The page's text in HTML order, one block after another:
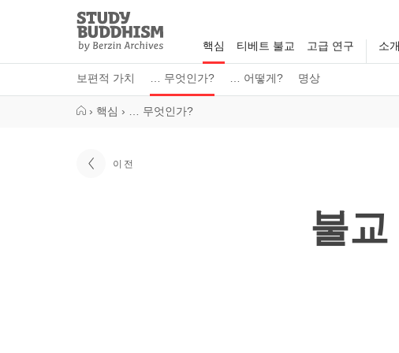
Study
Buddhism
Home
핵심
보편적 가치 … 무엇인가? … 어떻게? 명상
티베트 불교 고급 연구 소개
› 핵심 › … 무엇인가?
이전
불